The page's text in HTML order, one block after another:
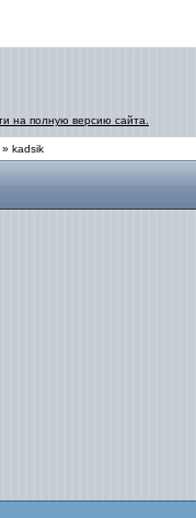
на полную версию сайта.
» kadsik